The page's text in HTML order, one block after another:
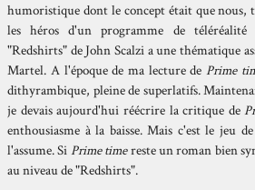
humoristique dont le concept était que nous,
les héros d'un programme de téléréalité
"Redshirts" de John Scalzi a une thématique
Martel. A l'époque de ma lecture dePrime
dithyrambique, pleine de superlatifs.
je devais aujourd'hui réécrire la critique de
enthousiasme à la baisse. Mais c'est le jeu
l'assume. Si Prime timereste un roman bien
au niveau de "Redshirts".